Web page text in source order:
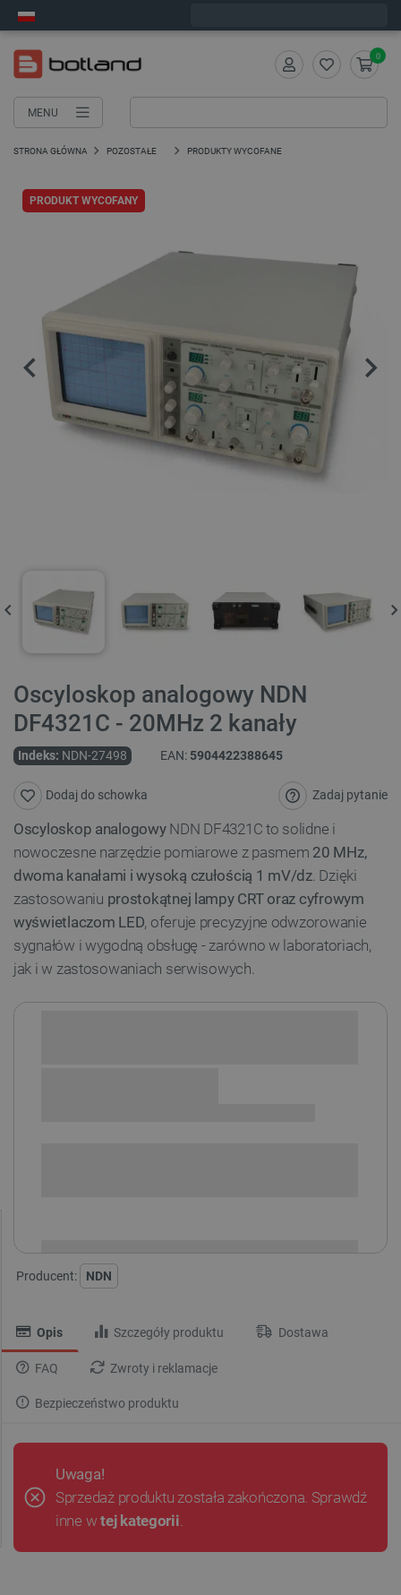
MENU
0
STRONA GŁÓWNA POZOSTAŁE PRODUKTY WYCOFANE
PRODUKT WYCOFANY
Oscyloskop analogowy NDN
DF4321C - 20MHz 2 kanały
Indeks: NDN-27498 EAN: 5904422388645
Zadaj pytanie
Dodaj do schowka
Oscyloskop analogowyNDN DF4321C to solidne i
nowoczesne narzędzie pomiarowe z pasmem 20 MHz,
dwoma kanałami i wysoką czułością 1 mV/dz. Dzięki
zastosowaniu prostokątnej lampy CRT oraz cyfrowym
wyświetlaczom LED, oferuje precyzyjne odwzorowanie
sygnałów i wygodną obsługę - zarówno w laboratoriach,
jak i w zastosowaniach serwisowych.
Producent: NDN
Opis Szczegóły produktu Dostawa
FAQ Zwroty i reklamacje
Bezpieczeństwo produktu
Uwaga!
Sprzedaż produktu została zakończona. Sprawdź
inne wtej kategorii.